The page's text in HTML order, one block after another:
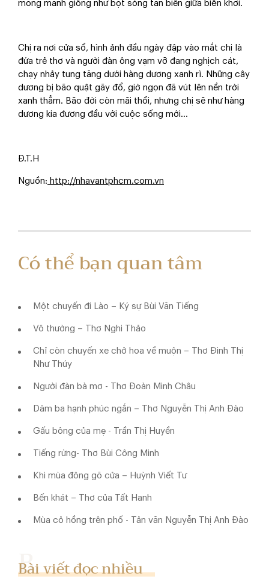
mong manh giống như bọt sóng tan biến giữa biển khơi.
Chị ra nơi cửa sổ, hình ảnh đầu ngày đập vào mắt chị là
đứa trẻ thơ và người đàn ông vạm vỡ đang nghịch cát,
chạy nhảy tung tăng dưới hàng dương xanh rì. Những cây
dương bị bão quật gãy đổ, giờ ngọn đã vút lên nền trời
xanh thẳm. Bão đời còn mãi thổi, nhưng chị sẽ như hàng
dương kia đương đầu với cuộc sống mới…
Đ.T.H
Nguồn: http://nhavantphcm.com.vn
Có thể bạn quan tâm
Một chuyến đi Lào – Ký sự Bùi Văn Tiếng
Vô thường – Thơ Nghi Thảo
Chỉ còn chuyến xe chở hoa về muộn – Thơ Đinh Thị
Như Thúy
Người đàn bà mơ - Thơ Đoàn Minh Châu
Dăm ba hạnh phúc ngắn – Thơ Nguyễn Thị Anh Đào
Gấu bông của mẹ - Trần Thị Huyền
Tiếng rừng- Thơ Bùi Công Minh
Khi mùa đông gõ cửa – Huỳnh Viết Tư
Bến khát – Thơ của Tất Hanh
Mùa cỏ hồng trên phố - Tản văn Nguyễn Thị Anh Đào
Bài viết đọc nhiều